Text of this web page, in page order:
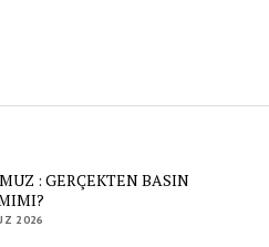
: GERÇEKTEN BASIN
2026